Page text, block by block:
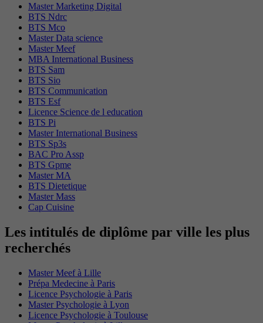
Master Marketing Digital
BTS Ndrc
BTS Mco
Master Data science
Master Meef
MBA International Business
BTS Sam
BTS Sio
BTS Communication
BTS Esf
Licence Science de l education
BTS Pi
Master International Business
BTS Sp3s
BAC Pro Assp
BTS Gpme
Master MA
BTS Dietetique
Master Mass
Cap Cuisine
Les intitulés de diplôme par ville les plus
recherchés
Master Meef à Lille
Prépa Medecine à Paris
Licence Psychologie à Paris
Master Psychologie à Lyon
Licence Psychologie à Toulouse